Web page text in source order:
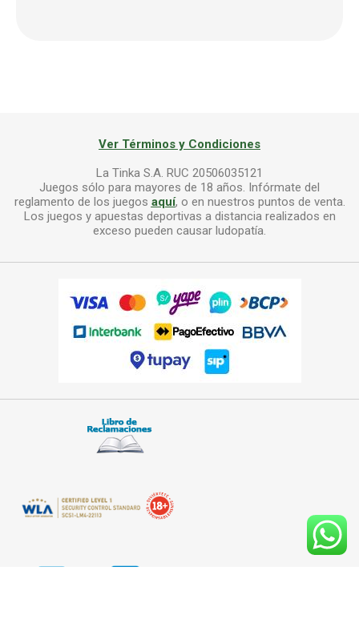
Ver Términos y Condiciones
La Tinka S.A. RUC 20506035121
Juegos sólo para mayores de 18 años. Infórmate del
reglamento de los juegos aquí, o en nuestros puntos de venta.
Los juegos y apuestas deportivas a distancia realizados en
exceso pueden causar ludopatía.